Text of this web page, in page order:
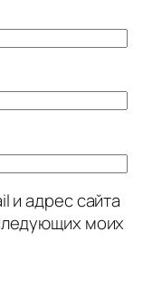
и адрес сайта
моих